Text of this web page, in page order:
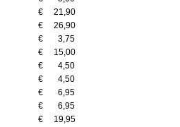
€ 21,90
€ 26,90
€ 3,75
€ 15,00
€ 4,50
€ 4,50
€ 6,95
€ 6,95
€ 19,95